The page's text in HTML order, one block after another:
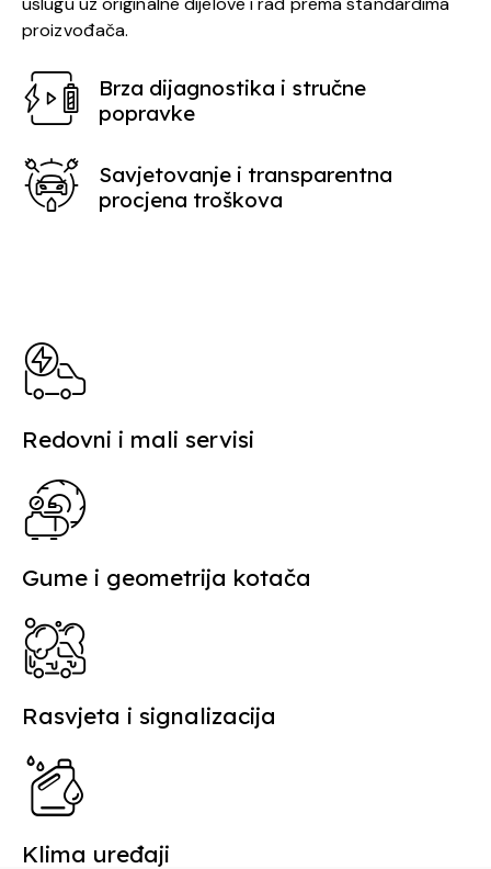
proizvođača.
Brza dijagnostika i stručne
popravke
Savjetovanje i transparentna
procjena troškova
Redovni i mali servisi
Gume i geometrija kotača
Rasvjeta i signalizacija
Klima uređaji